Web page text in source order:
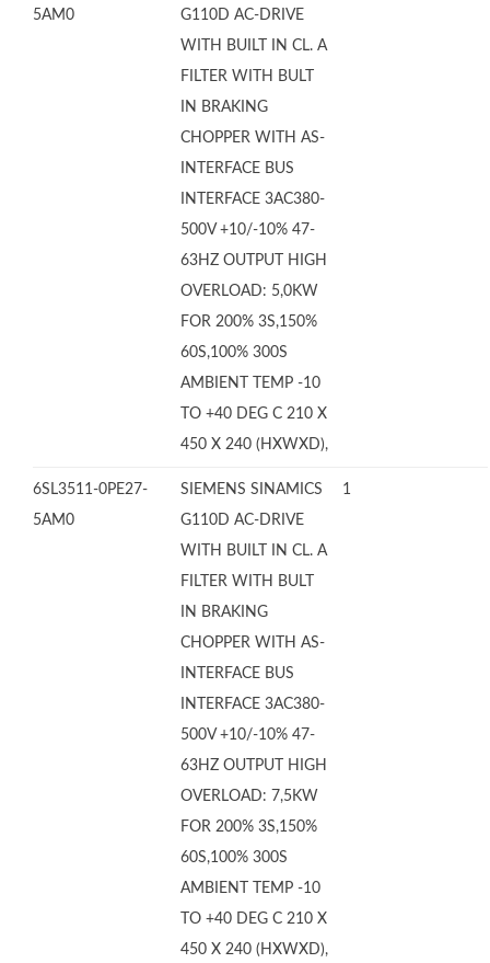
5AM0
G110D AC-DRIVE
WITH BUILT IN CL. A
FILTER WITH BULT
IN BRAKING
CHOPPER WITH AS-
INTERFACE BUS
INTERFACE 3AC380-
500V +10/-10% 47-
63HZ OUTPUT HIGH
OVERLOAD: 5,0KW
FOR 200% 3S,150%
60S,100% 300S
AMBIENT TEMP -10
TO +40 DEG C 210 X
450 X 240 (HXWXD),
6SL3511-0PE27-
5AM0
SIEMENS SINAMICS
G110D AC-DRIVE
WITH BUILT IN CL. A
FILTER WITH BULT
IN BRAKING
CHOPPER WITH AS-
INTERFACE BUS
INTERFACE 3AC380-
500V +10/-10% 47-
63HZ OUTPUT HIGH
OVERLOAD: 7,5KW
FOR 200% 3S,150%
60S,100% 300S
AMBIENT TEMP -10
TO +40 DEG C 210 X
450 X 240 (HXWXD),
1